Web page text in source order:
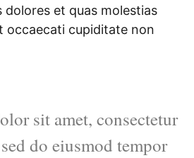
dolores et quas molestias
occaecati cupiditate non
sit amet, consectetur
do eiusmod tempor